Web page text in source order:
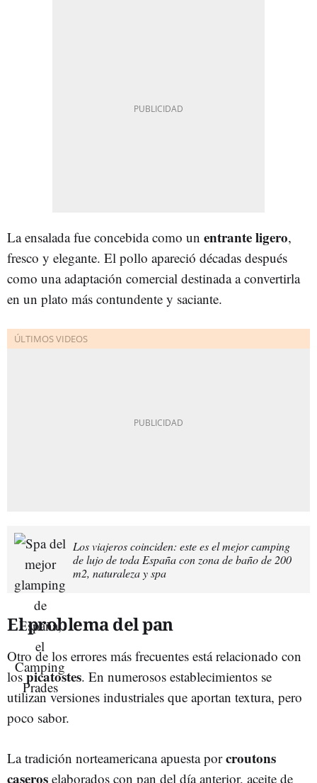
La ensalada fue concebida como un entrante ligero,
fresco y elegante. El pollo apareció décadas después
como una adaptación comercial destinada a convertirla
en un plato más contundente y saciante.
Los viajeros coinciden: este es el mejor camping
de lujo de toda España con zona de baño de 200
m2, naturaleza y spa
El problema del pan
Otro de los errores más frecuentes está relacionado con
lospicatostes. En numerosos establecimientos se
utilizan versiones industriales que aportan textura, pero
poco sabor.
La tradición norteamericana apuesta porcroutons
caseros elaborados con pan del día anterior, aceite de